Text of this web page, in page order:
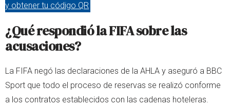
y obtener tu código QR
¿Qué respondió la FIFA sobre las
acusaciones?
La FIFA negó las declaraciones de la AHLA y aseguró a BBC
Sport que todo el proceso de reservas se realizó conforme
a los contratos establecidos con las cadenas hoteleras.